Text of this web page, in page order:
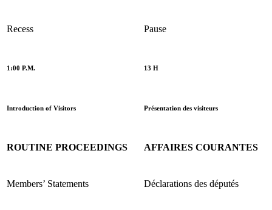
Recess Pause
1:00 P.M. 13 H
Introduction of Visitors Présentation des visiteurs
ROUTINE PROCEEDINGS AFFAIRES COURANTES
Members’ Statements Déclarations des députés